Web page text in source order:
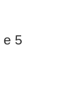
e 5